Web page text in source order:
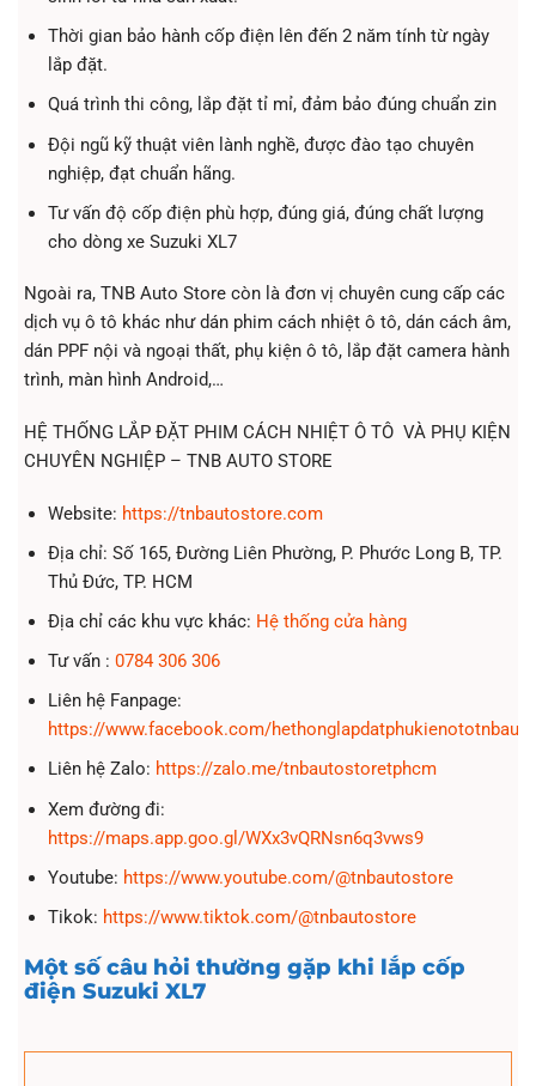
Thời gian bảo hành cốp điện lên đến 2 năm tính từ ngày
lắp đặt.
Quá trình thi công, lắp đặt tỉ mỉ, đảm bảo đúng chuẩn zin
Đội ngũ kỹ thuật viên lành nghề, được đào tạo chuyên
nghiệp, đạt chuẩn hãng.
Tư vấn độ cốp điện phù hợp, đúng giá, đúng chất lượng
cho dòng xe Suzuki XL7
Ngoài ra, TNB Auto Store còn là đơn vị chuyên cung cấp các
dịch vụ ô tô khác như dán phim cách nhiệt ô tô, dán cách âm,
dán PPF nội và ngoại thất, phụ kiện ô tô, lắp đặt camera hành
trình, màn hình Android,…
HỆ THỐNG LẮP ĐẶT PHIM CÁCH NHIỆT Ô TÔ VÀ PHỤ KIỆN
CHUYÊN NGHIỆP – TNB AUTO STORE
Website: https://tnbautostore.com
Địa chỉ: Số 165, Đường Liên Phường, P. Phước Long B, TP.
Thủ Đức, TP. HCM
Địa chỉ các khu vực khác: Hệ thống cửa hàng
Tư vấn : 0784 306 306
Liên hệ Fanpage:
https://www.facebook.com/
Liên hệ Zalo: https://zalo.me/tnbautostoretphcm
Xem đường đi:
https://maps.app.goo.gl/WXx3vQRNsn6q3vws9
Youtube: https://www.youtube.com/@tnbautostore
Tikok: https://www.tiktok.com/@tnbautostore
Một số câu hỏi thường gặp khi lắp cốp
điện Suzuki XL7